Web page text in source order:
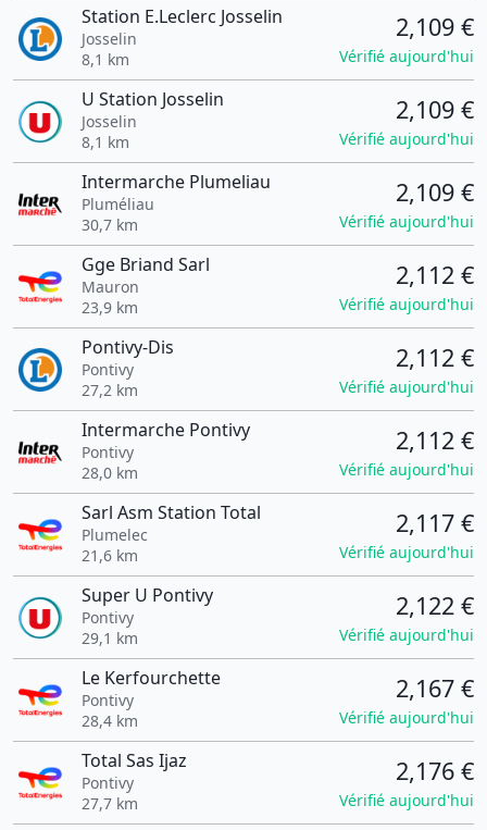
Station E.Leclerc Josselin
Josselin
8,1 km
2,109 €
Vérifié aujourd'hui
U Station Josselin
Josselin
8,1 km
2,109 €
Vérifié aujourd'hui
Intermarche Plumeliau
Pluméliau
30,7 km
2,109 €
Vérifié aujourd'hui
Gge Briand Sarl
Mauron
23,9 km
2,112 €
Vérifié aujourd'hui
Pontivy-Dis
Pontivy
27,2 km
2,112 €
Vérifié aujourd'hui
Intermarche Pontivy
Pontivy
28,0 km
2,112 €
Vérifié aujourd'hui
Sarl Asm Station Total
Plumelec
21,6 km
2,117 €
Vérifié aujourd'hui
Super U Pontivy
Pontivy
29,1 km
2,122 €
Vérifié aujourd'hui
Le Kerfourchette
Pontivy
28,4 km
2,167 €
Vérifié aujourd'hui
Total Sas Ijaz
Pontivy
27,7 km
2,176 €
Vérifié aujourd'hui